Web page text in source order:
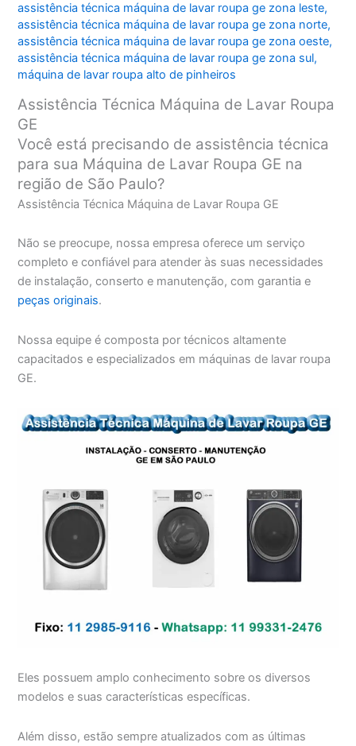
assistência técnica máquina de lavar roupa ge zona leste,
assistência técnica máquina de lavar roupa ge zona norte,
assistência técnica máquina de lavar roupa ge zona oeste,
assistência técnica máquina de lavar roupa ge zona sul,
máquina de lavar roupa alto de pinheiros
Assistência Técnica Máquina de Lavar Roupa
GE
Você está precisando de assistência técnica
para sua Máquina de Lavar Roupa GE na
região de São Paulo?
Assistência Técnica Máquina de Lavar Roupa GE
Não se preocupe, nossa empresa oferece um serviço
completo e confiável para atender às suas necessidades
de instalação, conserto e manutenção, com garantia e
peças originais.
Nossa equipe é composta por técnicos altamente
capacitados e especializados em máquinas de lavar roupa
GE.
Eles possuem amplo conhecimento sobre os diversos
modelos e suas características específicas.
Além disso, estão sempre atualizados com as últimas